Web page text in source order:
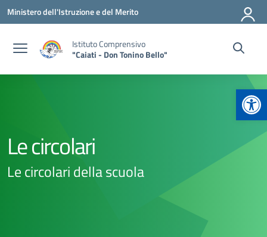
Vai ai contenuti
Vai al menu di navigazione
Vai al footer
Ministero dell'Istruzione e del Merito
Istituto Comprensivo
"Caiati - Don Tonino Bello"
Le circolari
Le circolari della scuola